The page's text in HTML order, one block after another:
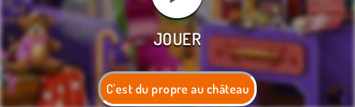
C'est du propre au château